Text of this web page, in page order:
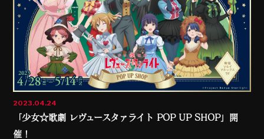
2023.04.24
「少女☆歌劇 レヴュースタァライト POP UP SHOP」開
催！